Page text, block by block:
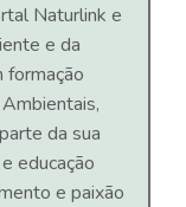
Naturlink e
e da
formação
da sua
educação
e paixão